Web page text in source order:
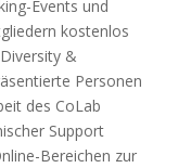
Events und
kostenlos
&
Personen
des CoLab
Support
Bereichen zur